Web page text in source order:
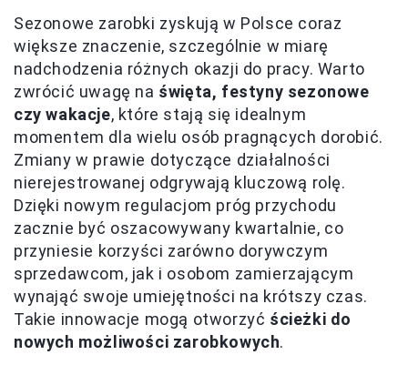
Sezonowe zarobki zyskują w Polsce coraz
większe znaczenie, szczególnie w miarę
nadchodzenia różnych okazji do pracy. Warto
zwrócić uwagę na święta, festyny sezonowe
czy wakacje, które stają się idealnym
momentem dla wielu osób pragnących dorobić.
Zmiany w prawie dotyczące działalności
nierejestrowanej odgrywają kluczową rolę.
Dzięki nowym regulacjom próg przychodu
zacznie być oszacowywany kwartalnie, co
przyniesie korzyści zarówno dorywczym
sprzedawcom, jak i osobom zamierzającym
wynająć swoje umiejętności na krótszy czas.
Takie innowacje mogą otworzyć ścieżki do
nowych możliwości zarobkowych.